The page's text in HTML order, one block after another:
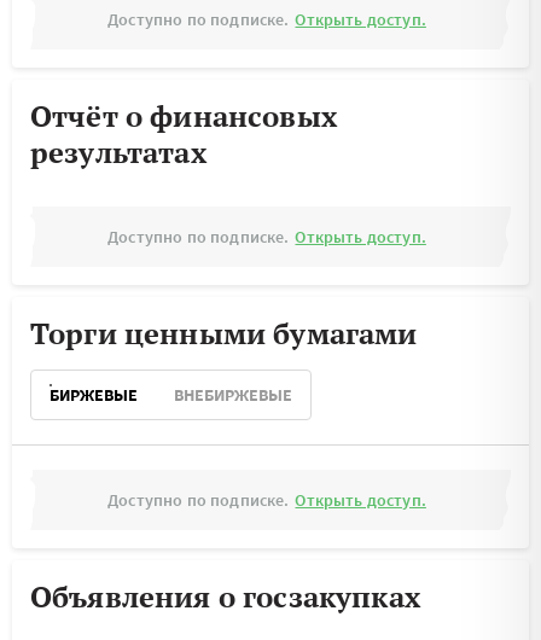
Доступно по подписке. Открыть доступ.
Отчёт о финансовых
результатах
Доступно по подписке. Открыть доступ.
Торги ценными бумагами
БИРЖЕВЫЕ ВНЕБИРЖЕВЫЕ
Доступно по подписке. Открыть доступ.
Объявления о госзакупках